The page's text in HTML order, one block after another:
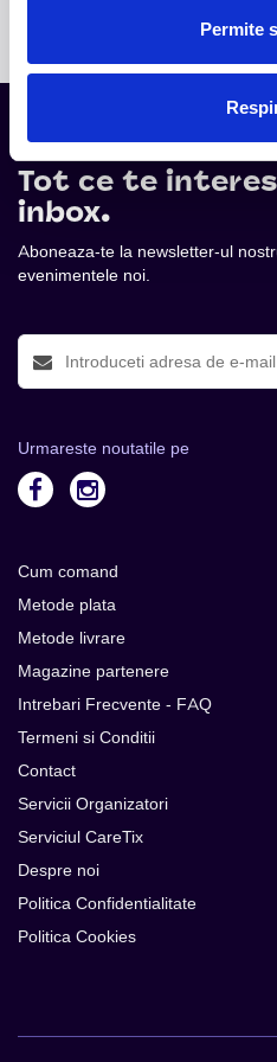
Permite
Tot ce te
inbox.
Aboneaza-te la newsletter-ul
evenimentele noi.
Urmareste noutatile pe
Cum comand
Metode plata
Metode livrare
Magazine partenere
Intrebari Frecvente - FAQ
Termeni si Conditii
Contact
Servicii Organizatori
Serviciul CareTix
Despre noi
Politica Confidentialitate
Politica Cookies